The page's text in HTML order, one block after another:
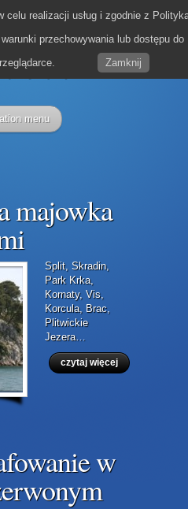
menu
majowka
Split, Skradin,
Park Krka,
Kornaty, Vis,
Korcula, Brac,
Plitwickie
Jezera…
czytaj więcej
w
realizacji usług i zgodnie z
przechowywania lub dostępu do
Zamknij